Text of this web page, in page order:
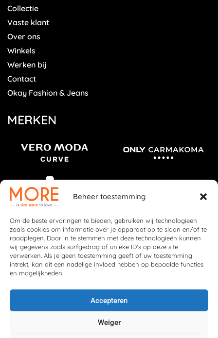
Beheer toestemming
Om de beste ervaringen te bieden, gebruiken wij technologieën
zoals cookies om informatie over je apparaat op te slaan en/of te
raadplegen. Door in te stemmen met deze technologieën kunnen
wij gegevens zoals surfgedrag of unieke ID's op deze site
verwerken. Als je geen toestemming geeft of uw toestemming
intrekt, kan dit een nadelige invloed hebben op bepaalde functies
en mogelijkheden.
Accepteren
Weiger
Collectie
Vaste klant
Over ons
Winkels
Werken bij
Contact
Okay Fashion & Jeans
MERKEN